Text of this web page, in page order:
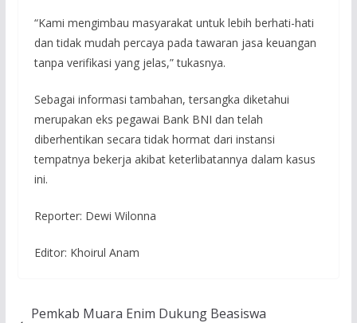
“Kami mengimbau masyarakat untuk lebih berhati-hati
dan tidak mudah percaya pada tawaran jasa keuangan
tanpa verifikasi yang jelas,” tukasnya.
Sebagai informasi tambahan, tersangka diketahui
merupakan eks pegawai Bank BNI dan telah
diberhentikan secara tidak hormat dari instansi
tempatnya bekerja akibat keterlibatannya dalam kasus
ini.
Reporter: Dewi Wilonna
Editor: Khoirul Anam
Pemkab Muara Enim Dukung Beasiswa